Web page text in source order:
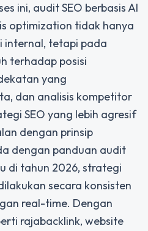
ini, audit SEO berbasis AI
optimization tidak hanya
internal, tetapi pada
terhadap posisi
yang
dan analisis kompetitor
SEO yang lebih agresif
dengan prinsip
dengan panduan audit
di tahun 2026, strategi
secara konsisten
real-time. Dengan
rajabacklink, website